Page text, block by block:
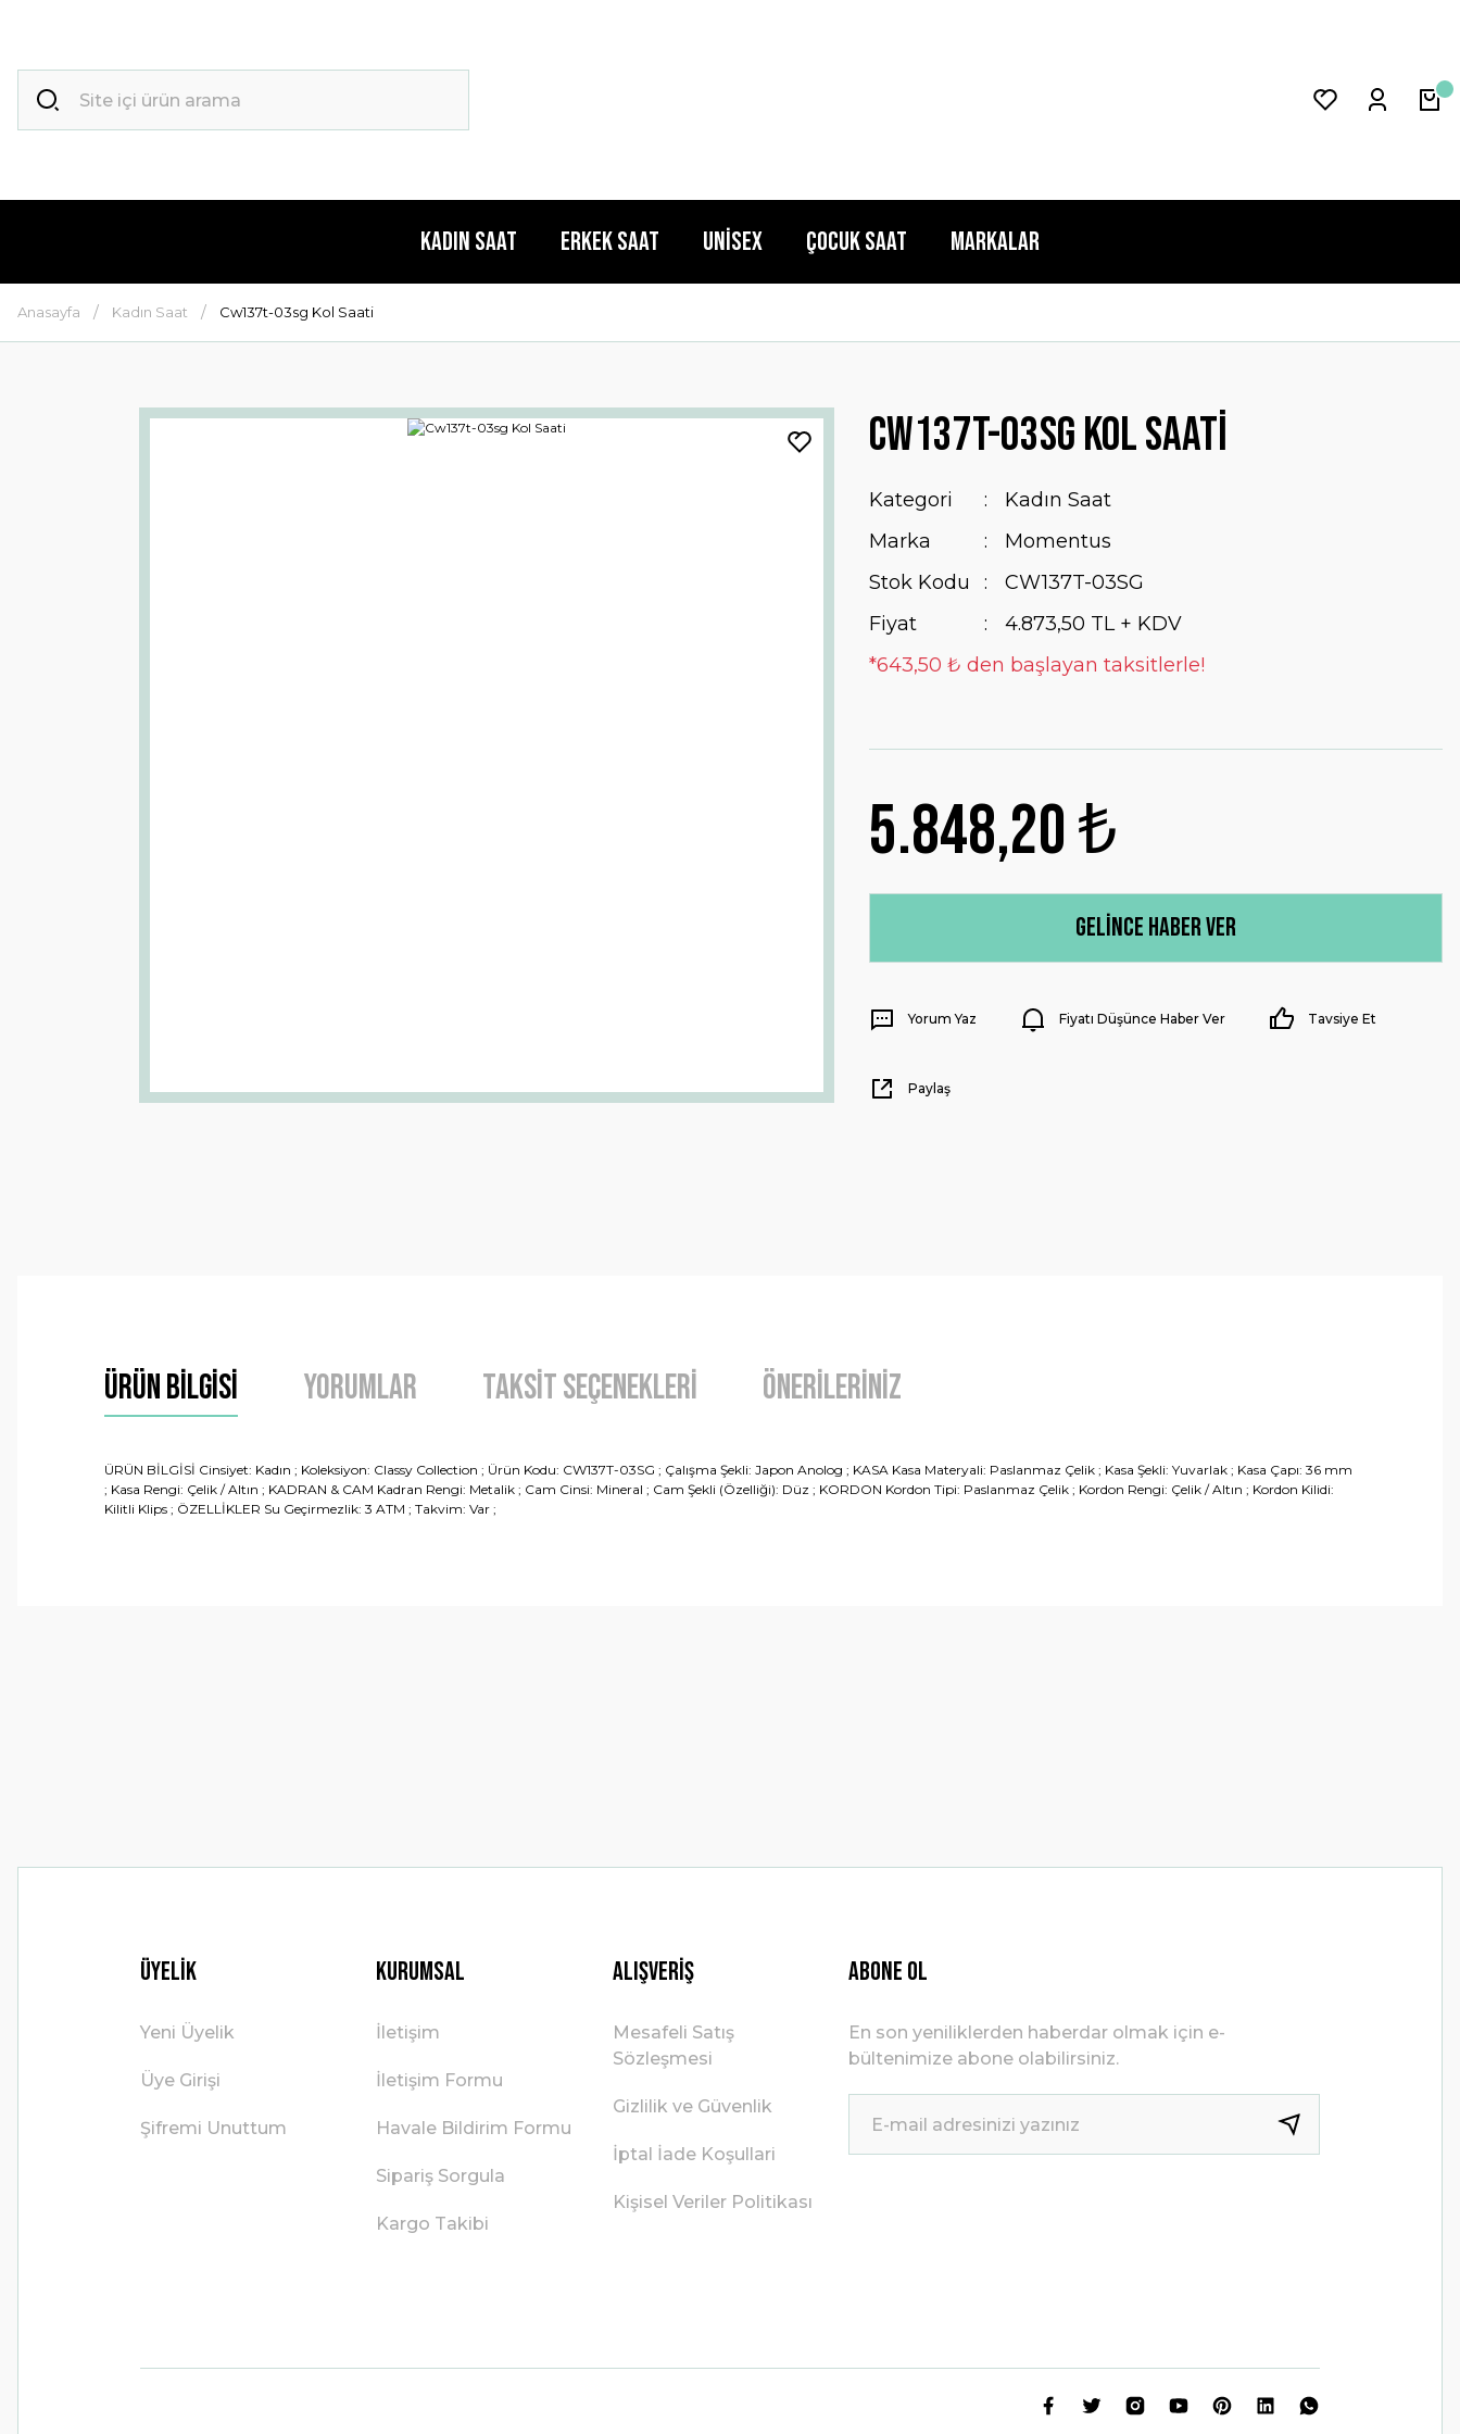
Kadın Saat Erkek Saat Unisex Çocuk Saat Markalar
Anasayfa Kadın Saat Cw137t-03sg Kol Saati
Cw137t-03sg Kol Saati
Kategori
Kadın Saat
Marka
Momentus
Stok Kodu
CW137T-03SG
Fiyat
4.873,50 TL + KDV
*643,50 ₺ den başlayan taksitlerle!
5.848,20 ₺
Gelince Haber Ver
Yorum Yaz Fiyatı Düşünce Haber Ver Tavsiye Et
Paylaş
Ürün Bilgisi Yorumlar Taksit Seçenekleri Önerileriniz
ÜRÜN BİLGİSİ Cinsiyet: Kadın ; Koleksiyon: Classy Collection ; Ürün Kodu: CW137T-03SG ; Çalışma Şekli: Japon Anolog ; KASA Kasa Materyali: Paslanmaz Çelik ; Kasa Şekli: Yuvarlak ; Kasa Çapı: 36 mm
; Kasa Rengi: Çelik / Altın ; KADRAN & CAM Kadran Rengi: Metalik ; Cam Cinsi: Mineral ; Cam Şekli (Özelliği): Düz ; KORDON Kordon Tipi: Paslanmaz Çelik ; Kordon Rengi: Çelik / Altın ; Kordon Kilidi:
Kilitli Klips ; ÖZELLİKLER Su Geçirmezlik: 3 ATM ; Takvim: Var ;
Üyelik
Yeni Üyelik
Üye Girişi
Şifremi Unuttum
Kurumsal
İletişim
İletişim Formu
Havale Bildirim Formu
Sipariş Sorgula
Kargo Takibi
Alışveriş
Mesafeli Satış
Sözleşmesi
Gizlilik ve Güvenlik
İptal İade Koşullari
Kişisel Veriler Politikası
ABONE OL
En son yeniliklerden haberdar olmak için e-
bültenimize abone olabilirsiniz.